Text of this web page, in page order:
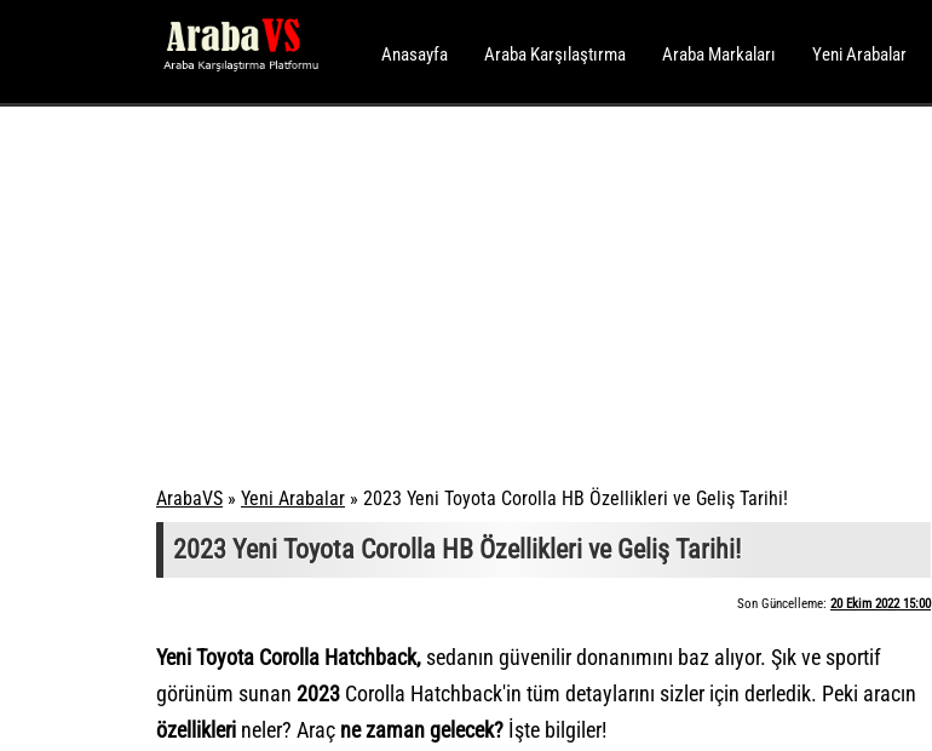
Anasayfa Araba Karşılaştırma Araba Markaları Yeni Arabalar
ArabaVS » Yeni Arabalar » 2023 Yeni Toyota Corolla HB Özellikleri ve Geliş Tarihi!
2023 Yeni Toyota Corolla HB Özellikleri ve Geliş Tarihi!
Son Güncelleme: 20 Ekim 2022 15:00
Yeni Toyota Corolla Hatchback, sedanın güvenilir donanımını baz alıyor. Şık ve sportif
görünüm sunan 2023 Corolla Hatchback'in tüm detaylarını sizler için derledik. Peki aracın
özellikleri neler? Araç ne zaman gelecek? İşte bilgiler!